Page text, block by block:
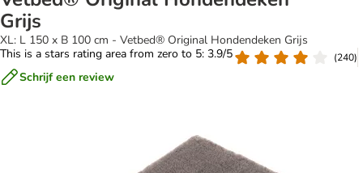
Grijs
XL: L 150 x B 100 cm - Vetbed® Original Hondendeken Grijs
This is a stars rating area from zero to 5: 3.9/5
(240)
Schrijf een review